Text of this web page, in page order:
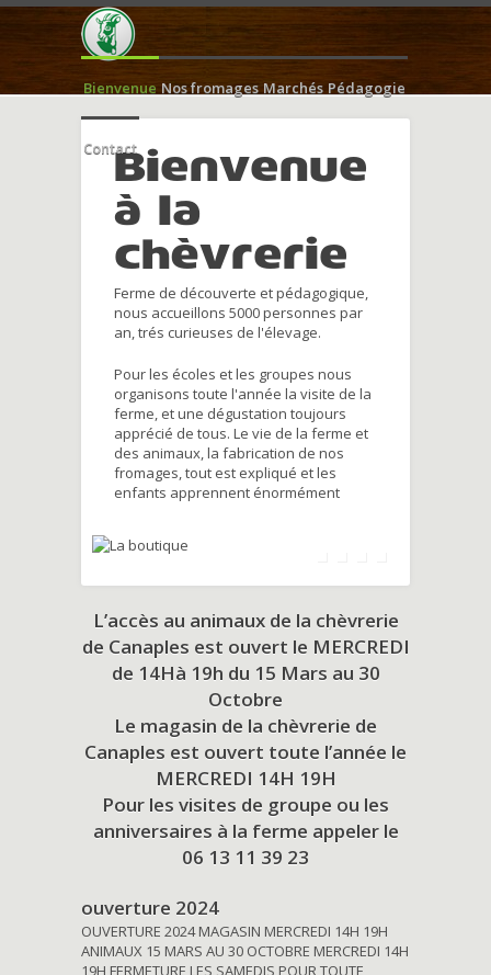
Bienvenue Nos fromages Marchés Pédagogie
ContactBienvenue
à la
chèvrerie
Ferme de découverte et pédagogique,
nous accueillons 5000 personnes par
an, trés curieuses de l'élevage.
Pour les écoles et les groupes nous
organisons toute l'année la visite de la
ferme, et une dégustation toujours
apprécié de tous. Le vie de la ferme et
des animaux, la fabrication de nos
fromages, tout est expliqué et les
enfants apprennent énormément
L’accès au animaux de la chèvrerie
de Canaples est ouvert le MERCREDI
de 14Hà 19h du 15 Mars au 30
Octobre
Le magasin de la chèvrerie de
Canaples est ouvert toute l’année le
MERCREDI 14H 19H
Pour les visites de groupe ou les
anniversaires à la ferme appeler le
06 13 11 39 23
ouverture 2024
OUVERTURE 2024 MAGASIN MERCREDI 14H 19H
ANIMAUX 15 MARS AU 30 OCTOBRE MERCREDI 14H
19H FERMETURE LES SAMEDIS POUR TOUTE